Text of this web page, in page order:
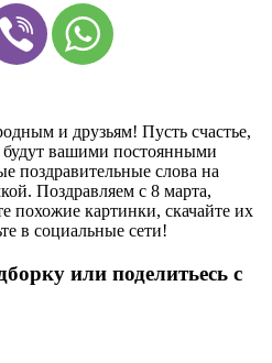
и друзьям! Пусть счастье,
будут вашими постоянными
поздравительные слова на
Поздравляем с 8 марта,
похожие картинки, скачайте их
в социальные сети!
или поделитьесь с